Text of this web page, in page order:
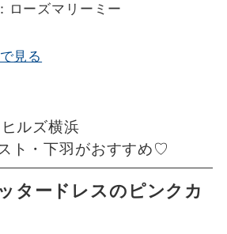
ローズマリーミー
見る
ルズ横浜
ト・下羽がおすすめ♡
タードレスのピンクカ